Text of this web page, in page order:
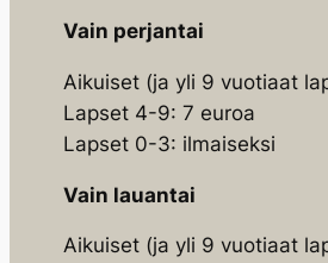
Vain perjantai
Aikuiset (ja yli 9 vuotiaat
Lapset 4-9: 7 euroa
Lapset 0-3: ilmaiseksi
Vain lauantai
Aikuiset (ja yli 9 vuotiaat